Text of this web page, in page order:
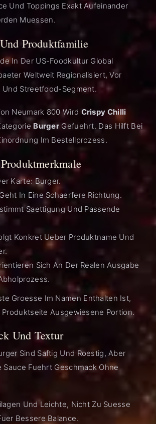
Und Toppings Exakt Aufeinander
Muessen.
Produktfamilie
In Der US-Foodkultur Global
Weltweit Regionalisiert, Vor
Und Streetfood-Segment.
Neumark 800 Wird Crispy Chilli
Burger Gefuehrt. Das Hilft Bei
Im Bestellprozess.
Karte: Burger.
In Eine Schaerfere Richtung.
Saettigung Und Passende
Konkret Ueber Produktname Und
Sich An Der Realen Ausgabe
Groesse Im Namen Enthalten Ist,
Produktseite Ausgewiesene Portion.
Und Textur
Sind Saftig Und Roestig, Aber
Sauce Fuehrt Geschmack Ohne
Und Leichte, Nicht Zu Suesse
Bessere Balance.